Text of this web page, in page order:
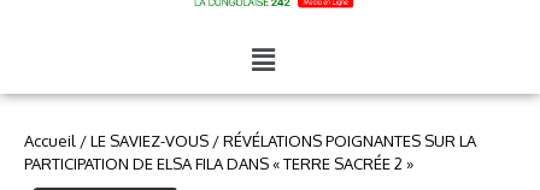
Accueil /LE SAVIEZ-VOUS /RÉVÉLATIONS POIGNANTES SUR LA
PARTICIPATION DE ELSA FILA DANS « TERRE SACRÉE 2 »